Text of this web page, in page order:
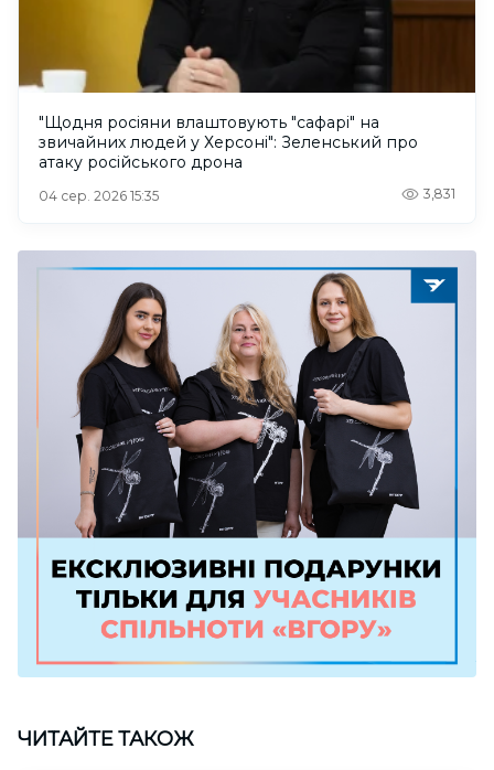
"Щодня росіяни влаштовують "сафарі" на
звичайних людей у Херсоні": Зеленський про
атаку російського дрона
04 сер. 2026 15:35 3,831
ЧИТАЙТЕ ТАКОЖ